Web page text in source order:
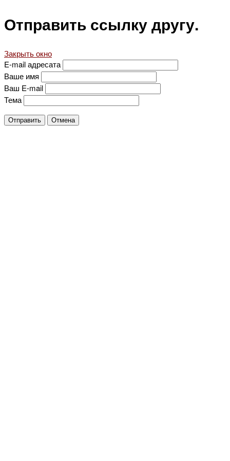
Отправить ссылку другу.
Закрыть окно
E-mail адресата
Ваше имя
Ваш E-mail
Тема
Отправить Отмена